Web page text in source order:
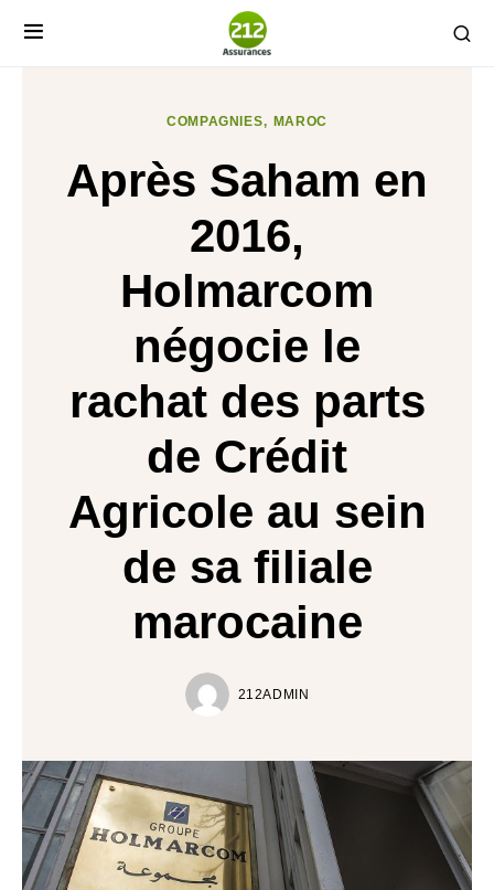
COMPAGNIES MAROC
Après Saham en
2016,
Holmarcom
négocie le
rachat des parts
de Crédit
Agricole au sein
de sa filiale
marocaine
212ADMIN